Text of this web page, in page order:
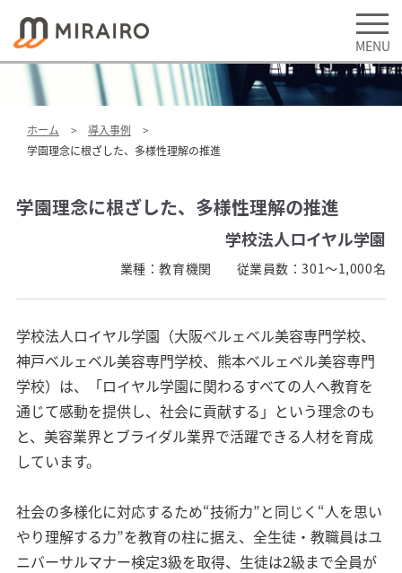
ホーム
導入事例
学園理念に根ざした、多様性理解の推進
学園理念に根ざした、多様性理解の推進
学校法人ロイヤル学園
業種：教育機関 従業員数：301～1,000名
学校法人ロイヤル学園（大阪ベルェベル美容専門学校、
神戸ベルェベル美容専門学校、熊本ベルェベル美容専門
学校）は、「ロイヤル学園に関わるすべての人へ教育を
通じて感動を提供し、社会に貢献する」という理念のも
と、美容業界とブライダル業界で活躍できる人材を育成
しています。
社会の多様化に対応するため“技術力”と同じく“人を思い
やり理解する力”を教育の柱に据え、全生徒・教職員はユ
ニバーサルマナー検定3級を取得、生徒は2級まで全員が